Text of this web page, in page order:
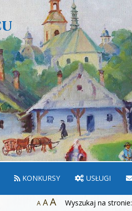
KONKURSY USŁUGI
A AA Wyszukaj na stronie: